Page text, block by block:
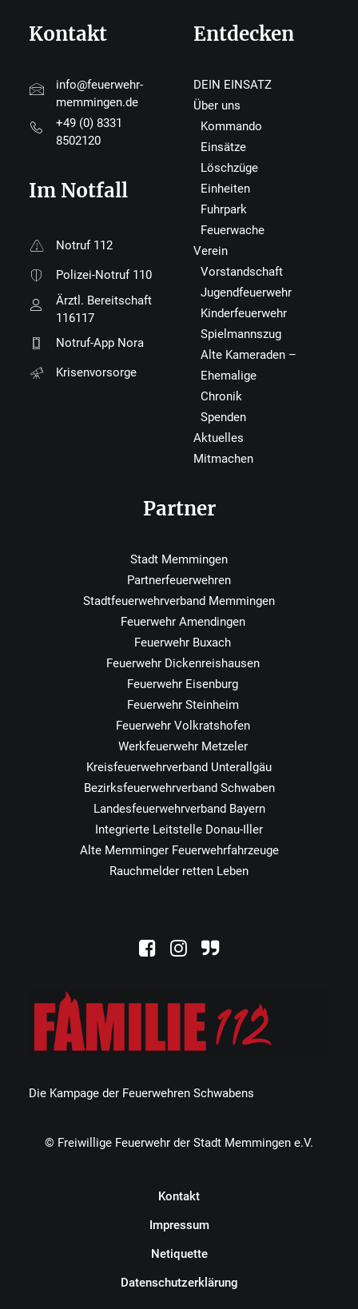
Die Kampage der Feuerwehren Schwabens
Kontakt
info@feuerwehr-
memmingen.de
+49 (0) 8331
8502120
Im Notfall
Notruf 112
Polizei-Notruf 110
Ärztl. Bereitschaft
116117
Notruf-App Nora
Krisenvorsorge
Entdecken
DEIN EINSATZ
Über uns
Kommando
Einsätze
Löschzüge
Einheiten
Fuhrpark
Feuerwache
Verein
Vorstandschaft
Jugendfeuerwehr
Kinderfeuerwehr
Spielmannszug
Alte Kameraden –
Ehemalige
Chronik
Spenden
Aktuelles
Mitmachen
Partner
Stadt Memmingen
Partnerfeuerwehren
Stadtfeuerwehrverband Memmingen
Feuerwehr Amendingen
Feuerwehr Buxach
Feuerwehr Dickenreishausen
Feuerwehr Eisenburg
Feuerwehr Steinheim
Feuerwehr Volkratshofen
Werkfeuerwehr Metzeler
Kreisfeuerwehrverband Unterallgäu
Bezirksfeuerwehrverband Schwaben
Landesfeuerwehrverband Bayern
Integrierte Leitstelle Donau-Iller
Alte Memminger Feuerwehrfahrzeuge
Rauchmelder retten Leben
© Freiwillige Feuerwehr der Stadt Memmingen e.V.
Kontakt
Impressum
Netiquette
Datenschutzerklärung